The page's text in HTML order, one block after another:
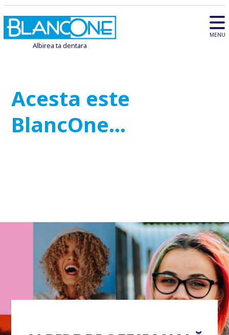
Albirea ta dentara
MENU
Acesta este
BlancOne...